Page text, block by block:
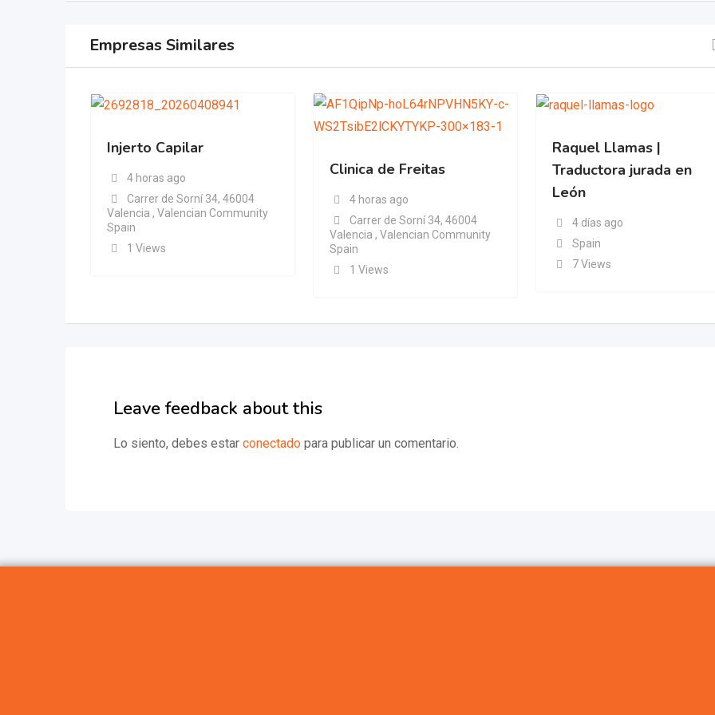
Empresas Similares
Injerto Capilar
4 horas ago
Carrer de Sorní 34, 46004
Valencia , Valencian Community
Spain
1 Views
Clinica de Freitas
4 horas ago
Carrer de Sorní 34, 46004
Valencia , Valencian Community
Spain
1 Views
Raquel Llamas |
Traductora jurada en
León
4 días ago
Spain
7 Views
Leave feedback about this
Lo siento, debes estar conectado para publicar un comentario.